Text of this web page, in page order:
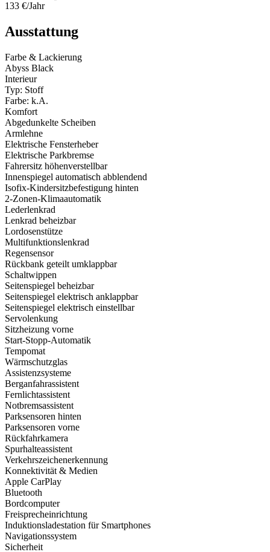
133 €/Jahr
Ausstattung
Farbe & Lackierung
Abyss Black
Interieur
Typ: Stoff
Farbe: k.A.
Komfort
Abgedunkelte Scheiben
Armlehne
Elektrische Fensterheber
Elektrische Parkbremse
Fahrersitz höhenverstellbar
Innenspiegel automatisch abblendend
Isofix-Kindersitzbefestigung hinten
2-Zonen-Klimaautomatik
Lederlenkrad
Lenkrad beheizbar
Lordosenstütze
Multifunktionslenkrad
Regensensor
Rückbank geteilt umklappbar
Schaltwippen
Seitenspiegel beheizbar
Seitenspiegel elektrisch anklappbar
Seitenspiegel elektrisch einstellbar
Servolenkung
Sitzheizung vorne
Start-Stopp-Automatik
Tempomat
Wärmschutzglas
Assistenzsysteme
Berganfahrassistent
Fernlichtassistent
Notbremsassistent
Parksensoren hinten
Parksensoren vorne
Rückfahrkamera
Spurhalteassistent
Verkehrszeichenerkennung
Konnektivität & Medien
Apple CarPlay
Bluetooth
Bordcomputer
Freisprecheinrichtung
Induktionsladestation für Smartphones
Navigationssystem
Sicherheit